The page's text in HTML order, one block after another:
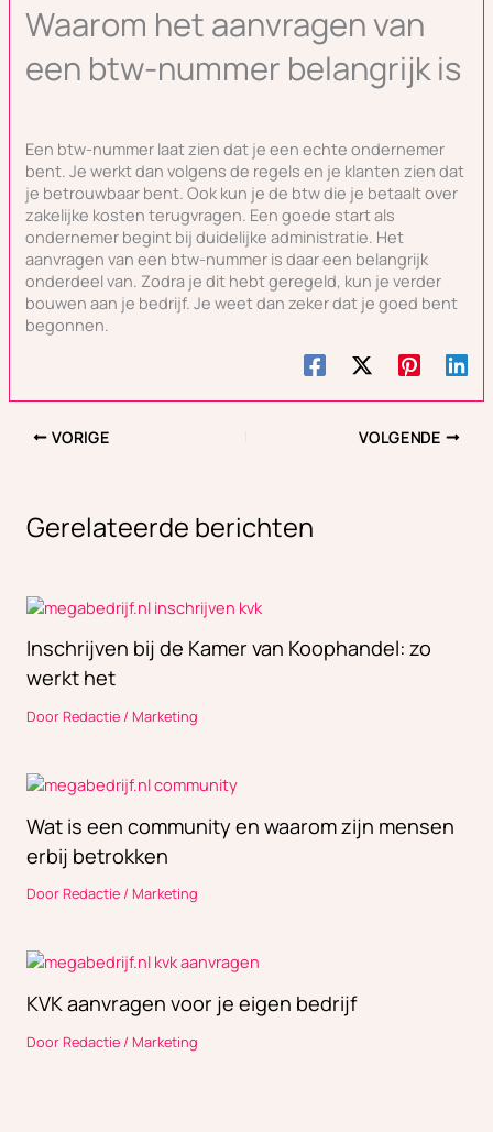
Waarom het aanvragen van
een btw-nummer belangrijk is
Een btw-nummer laat zien dat je een echte ondernemer
bent. Je werkt dan volgens de regels en je klanten zien dat
je betrouwbaar bent. Ook kun je de btw die je betaalt over
zakelijke kosten terugvragen. Een goede start als
ondernemer begint bij duidelijke administratie. Het
aanvragen van een btw-nummer is daar een belangrijk
onderdeel van. Zodra je dit hebt geregeld, kun je verder
bouwen aan je bedrijf. Je weet dan zeker dat je goed bent
begonnen.
VORIGE VOLGENDE
Gerelateerde berichten
Inschrijven bij de Kamer van Koophandel: zo
werkt het
DoorRedactie / Marketing
Wat is een community en waarom zijn mensen
erbij betrokken
DoorRedactie / Marketing
KVK aanvragen voor je eigen bedrijf
DoorRedactie / Marketing